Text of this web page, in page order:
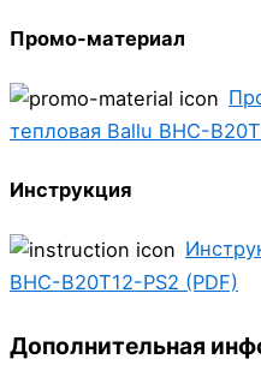
Промо-материал
тепловая Ballu BHC-
Инструкция
BHC-B20T12-PS2 (PDF)
Дополнительная